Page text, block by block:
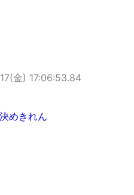
金) 17:06:53.84
めきれん